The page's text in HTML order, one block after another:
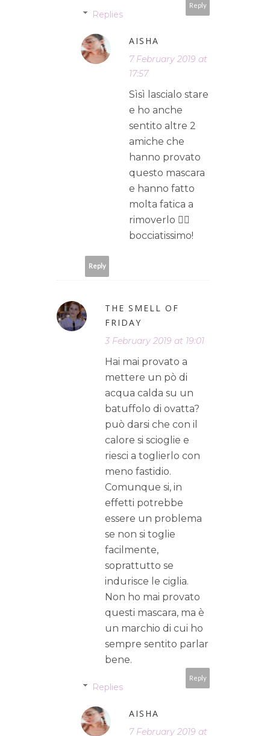
Reply
Replies
AISHA
7 February 2019 at
17:57
Sìsì lascialo stare
e ho anche
sentito altre 2
amiche che
hanno provato
questo mascara
e hanno fatto
molta fatica a
rimoverlo 👎🏼
bocciatissimo!
Reply
THE SMELL OF
FRIDAY
3 February 2019 at 19:01
Hai mai provato a
mettere un pò di
acqua calda su un
batuffolo di ovatta?
può darsi che con il
calore si scioglie e
riesci a toglierlo con
meno fastidio.
Comunque si, in
effetti potrebbe
essere un problema
se non si toglie
facilmente,
soprattutto se
indurisce le ciglia.
Non ho mai provato
questi mascara, ma è
un marchio di cui ho
sempre sentito parlar
bene.
Reply
Replies
AISHA
7 February 2019 at